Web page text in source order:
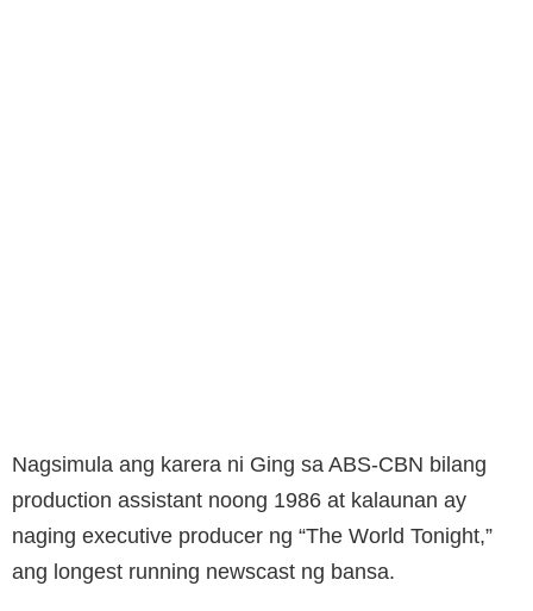
Nagsimula ang karera ni Ging sa ABS-CBN bilang
production assistant noong 1986 at kalaunan ay
naging executive producer ng “The World Tonight,”
ang longest running newscast ng bansa.